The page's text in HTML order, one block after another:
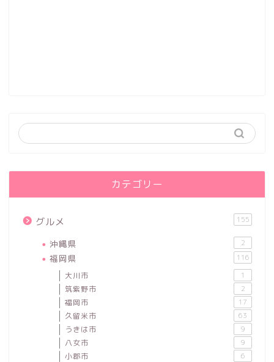
カテゴリー
グルメ 155
沖縄県 2
福岡県 116
大川市 1
筑紫野市 2
福岡市 17
久留米市 63
うきは市 9
八女市 9
小郡市 6